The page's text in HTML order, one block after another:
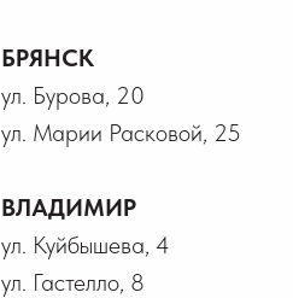
БРЯНСК
ул. Бурова, 20
ул. Марии Расковой, 25
ВЛАДИМИР
ул. Куйбышева, 4
ул. Гастелло, 8